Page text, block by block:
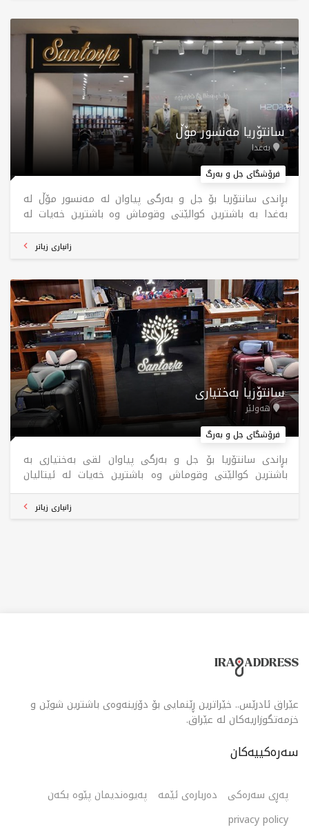
سانتۆریا مەنسور مۆڵ
بەغدا
فرۆشگای جل و بەرگ
بڕاندی سانتۆریا بۆ جل و بەرگی پیاوان لە مەنسور مۆڵ لە
بەغدا بە باشترین کوالێتی وقوماش وە باشترین خەیات لە
ئیتالیان بابەتەکانمان دروست دەکرێن ، بۆ جارێک سەردانیمان
زانیاری زیاتر
سانتۆریا بەختیاری
هەولێر
فرۆشگای جل و بەرگ
بڕاندی سانتۆریا بۆ جل و بەرگی پیاوان لقی بەختیاری بە
باشترین کوالێتی وقوماش وە باشترین خەیات لە ئیتالیان
بابەتەکانمان دروست دەکرێن ، بۆ جارێک سەردانیمان بکەن
زانیاری زیاتر
عێراق ئادرێس.. خێراترین ڕێنمایی بۆ دۆزینەوەی باشترین شوێن و
خزمەتگوزاریەکان لە عێراق.
سەرەکییەکان
پەڕی سەرەکی دەربارەی ئێمە
پەیوەندیمان پێوە بکەن
privacy policy